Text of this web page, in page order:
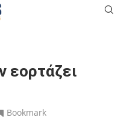
εορτάζει έναν
εορτάζει
Bookmark